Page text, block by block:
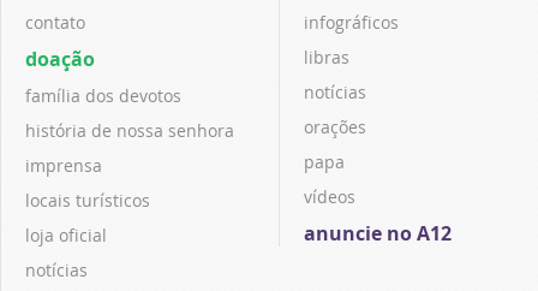
contato
doação
família dos devotos
história de nossa senhora
imprensa
locais turísticos
loja oficial
notícias
infográficos
libras
notícias
orações
papa
vídeos
anuncie no A12